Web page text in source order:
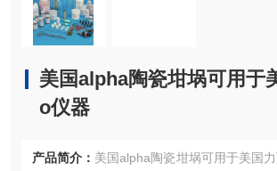
美国alpha陶瓷坩埚可用于
o仪器
产品简介： 美国alpha陶瓷坩埚可用于美国